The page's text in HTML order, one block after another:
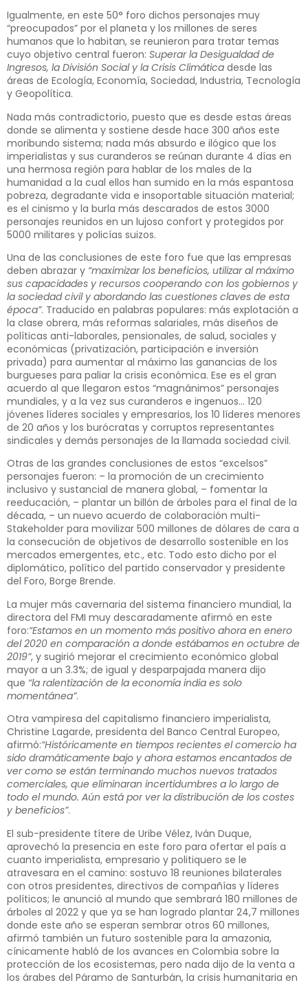
Igualmente, en este 50° foro dichos personajes muy
“preocupados” por el planeta y los millones de seres
humanos que lo habitan, se reunieron para tratar temas
cuyo objetivo central fueron: Superar la Desigualdad de
Ingresos, la División Social y la Crisis Climática desde las
áreas de Ecología, Economía, Sociedad, Industria, Tecnología
y Geopolítica.
Nada más contradictorio, puesto que es desde estas áreas
donde se alimenta y sostiene desde hace 300 años este
moribundo sistema; nada más absurdo e ilógico que los
imperialistas y sus curanderos se reúnan durante 4 días en
una hermosa región para hablar de los males de la
humanidad a la cual ellos han sumido en la más espantosa
pobreza, degradante vida e insoportable situación material;
es el cinismo y la burla más descarados de estos 3000
personajes reunidos en un lujoso confort y protegidos por
5000 militares y policías suizos.
Una de las conclusiones de este foro fue que las empresas
deben abrazar y “maximizar los beneficios, utilizar al máximo
sus capacidades y recursos cooperando con los gobiernos y
la sociedad civil y abordando las cuestiones claves de esta
época”. Traducido en palabras populares: más explotación a
la clase obrera, más reformas salariales, más diseños de
políticas anti-laborales, pensionales, de salud, sociales y
económicas (privatización, participación e inversión
privada) para aumentar al máximo las ganancias de los
burgueses para paliar la crisis económica. Ese es el gran
acuerdo al que llegaron estos “magnánimos” personajes
mundiales, y a la vez sus curanderos e ingenuos… 120
jóvenes líderes sociales y empresarios, los 10 líderes menores
de 20 años y los burócratas y corruptos representantes
sindicales y demás personajes de la llamada sociedad civil.
Otras de las grandes conclusiones de estos “excelsos”
personajes fueron: – la promoción de un crecimiento
inclusivo y sustancial de manera global, – fomentar la
reeducación, – plantar un billón de árboles para el final de la
década, – un nuevo acuerdo de colaboración multi-
Stakeholder para movilizar 500 millones de dólares de cara a
la consecución de objetivos de desarrollo sostenible en los
mercados emergentes, etc., etc. Todo esto dicho por el
diplomático, político del partido conservador y presidente
del Foro, Borge Brende.
La mujer más cavernaria del sistema financiero mundial, la
directora del FMI muy descaradamente afirmó en este
foro:“Estamos en un momento más positivo ahora en enero
del 2020 en comparación a donde estábamos en octubre de
2019”, y sugirió mejorar el crecimiento económico global
mayor a un 3.3%; de igual y desparpajada manera dijo
que “la ralentización de la economía india es solo
momentánea”.
Otra vampiresa del capitalismo financiero imperialista,
Christine Lagarde, presidenta del Banco Central Europeo,
afirmó:“Históricamente en tiempos recientes el comercio ha
sido dramáticamente bajo y ahora estamos encantados de
ver como se están terminando muchos nuevos tratados
comerciales, que eliminaran incertidumbres a lo largo de
todo el mundo. Aún está por ver la distribución de los costes
y beneficios”.
El sub-presidente títere de Uribe Vélez, Iván Duque,
aprovechó la presencia en este foro para ofertar el país a
cuanto imperialista, empresario y politiquero se le
atravesara en el camino: sostuvo 18 reuniones bilaterales
con otros presidentes, directivos de compañías y líderes
políticos; le anunció al mundo que sembrará 180 millones de
árboles al 2022 y que ya se han logrado plantar 24,7 millones
donde este año se esperan sembrar otros 60 millones,
afirmó también un futuro sostenible para la amazonia,
cínicamente habló de los avances en Colombia sobre la
protección de los ecosistemas, pero nada dijo de la venta a
los árabes del Páramo de Santurbán, la crisis humanitaria en